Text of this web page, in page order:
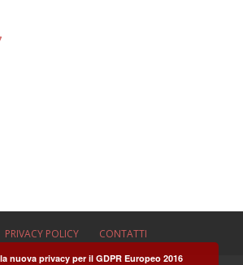
PRIVACY POLICY CONTATTI
nuova privacy per il GDPR Europeo 2016